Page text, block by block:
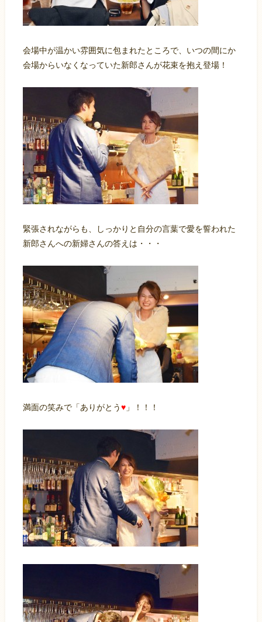
会場中が温かい雰囲気に包まれたところで、いつの間にか
会場からいなくなっていた新郎さんが花束を抱え登場！
緊張されながらも、しっかりと自分の言葉で愛を誓われた
新郎さんへの新婦さんの答えは・・・
満面の笑みで「ありがとう♥」！！！